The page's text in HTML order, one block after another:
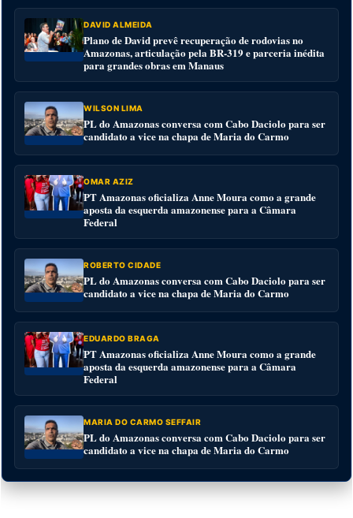
DAVID ALMEIDA
Plano de David prevê recuperação de rodovias no
Amazonas, articulação pela BR-319 e parceria inédita
para grandes obras em Manaus
WILSON LIMA
PL do Amazonas conversa com Cabo Daciolo para ser
candidato a vice na chapa de Maria do Carmo
OMAR AZIZ
PT Amazonas oficializa Anne Moura como a grande
aposta da esquerda amazonense para a Câmara
Federal
ROBERTO CIDADE
PL do Amazonas conversa com Cabo Daciolo para ser
candidato a vice na chapa de Maria do Carmo
EDUARDO BRAGA
PT Amazonas oficializa Anne Moura como a grande
aposta da esquerda amazonense para a Câmara
Federal
MARIA DO CARMO SEFFAIR
PL do Amazonas conversa com Cabo Daciolo para ser
candidato a vice na chapa de Maria do Carmo